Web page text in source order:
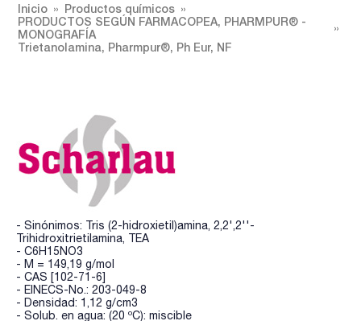
Inicio
Productos químicos
PRODUCTOS SEGÚN FARMACOPEA, PHARMPUR® -
MONOGRAFÍA
Trietanolamina, Pharmpur®, Ph Eur, NF
- Sinónimos: Tris (2-hidroxietil)amina, 2,2',2''-
Trihidroxitrietilamina, TEA
- C6H15NO3
- M = 149,19 g/mol
- CAS [102-71-6]
- EINECS-No.: 203-049-8
- Densidad: 1,12 g/cm3
- Solub. en agua: (20 ºC): miscible